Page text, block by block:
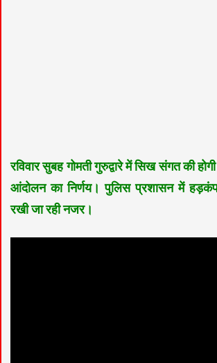
रविवारसुबह गोमती गुरुद्वारे में सिख संगत की होगी
आंदोलन का निर्णय। पुलिस प्रशासन में
रखी जा रही नजर।